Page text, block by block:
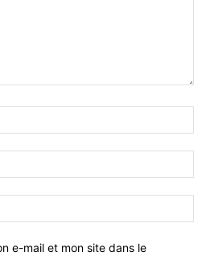
e-mail et mon site dans le